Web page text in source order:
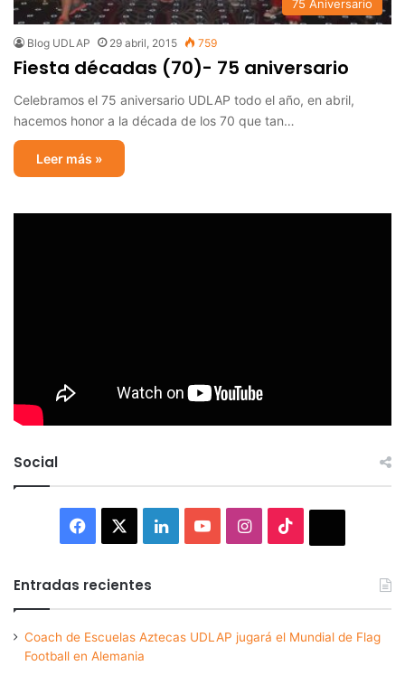
75 Aniversario
Blog UDLAP 29 abril, 2015 759
Fiesta décadas (70)- 75 aniversario
Celebramos el 75 aniversario UDLAP todo el año, en abril,
hacemos honor a la década de los 70 que tan…
Leer más »
Social
Facebook LinkedInYouTubeInstagram
Entradas recientes
Coach de Escuelas Aztecas UDLAP jugará el Mundial de Flag
Football en Alemania